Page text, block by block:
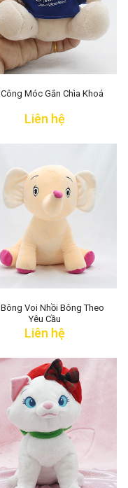
Móc Gắn Chìa Khoá
Liên hệ
Voi Nhồi Bông Theo
Yêu Cầu
Liên hệ